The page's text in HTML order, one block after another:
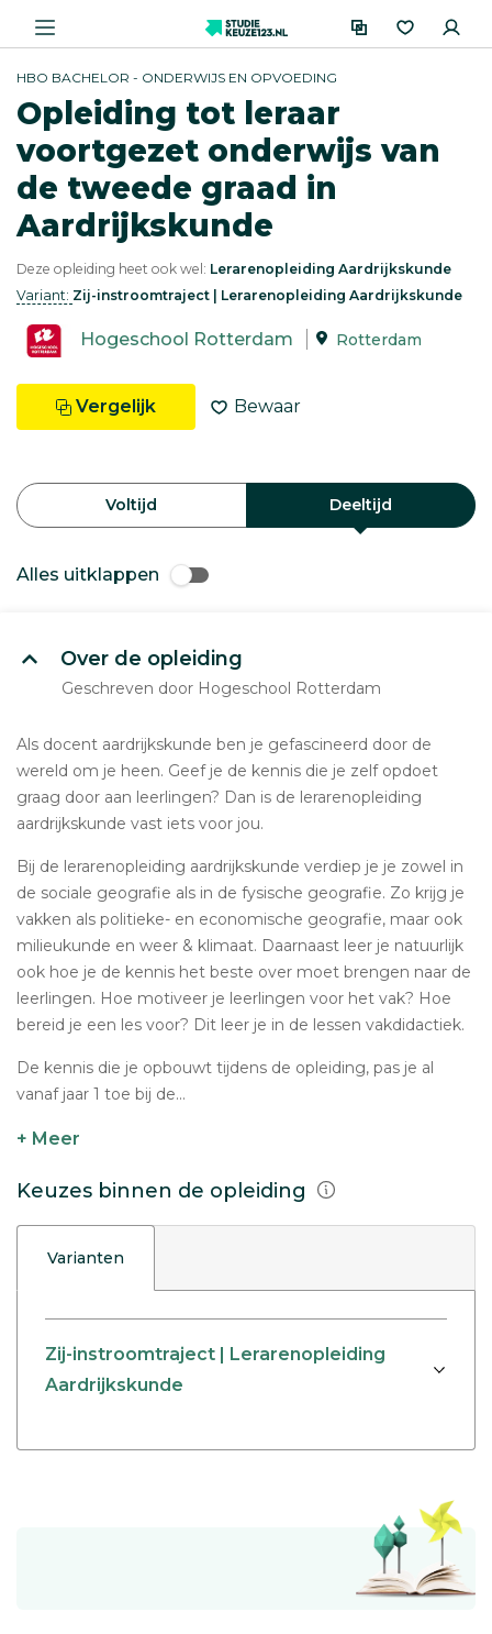
HBO BACHELOR - ONDERWIJS EN OPVOEDING
Opleiding tot leraar
voortgezet onderwijs van
de tweede graad in
Aardrijkskunde
Deze opleiding heet ook wel: Lerarenopleiding Aardrijkskunde
Variant: Zij-instroomtraject | Lerarenopleiding Aardrijkskunde
Hogeschool Rotterdam Rotterdam
Vergelijk Bewaar
Voltijd Deeltijd
Alles uitklappen
Over de opleiding
Geschreven door Hogeschool Rotterdam
Als docent aardrijkskunde ben je gefascineerd door de
wereld om je heen. Geef je de kennis die je zelf opdoet
graag door aan leerlingen? Dan is de lerarenopleiding
aardrijkskunde vast iets voor jou.
Bij de lerarenopleiding aardrijkskunde verdiep je je zowel in
de sociale geografie als in de fysische geografie. Zo krijg je
vakken als politieke- en economische geografie, maar ook
milieukunde en weer & klimaat. Daarnaast leer je natuurlijk
ook hoe je de kennis het beste over moet brengen naar de
leerlingen. Hoe motiveer je leerlingen voor het vak? Hoe
bereid je een les voor? Dit leer je in de lessen vakdidactiek.
De kennis die je opbouwt tijdens de opleiding, pas je al
vanaf jaar 1 toe bij de...
+ Meer
Keuzes binnen de opleiding
Varianten
Zij-instroomtraject | Lerarenopleiding
Aardrijkskunde